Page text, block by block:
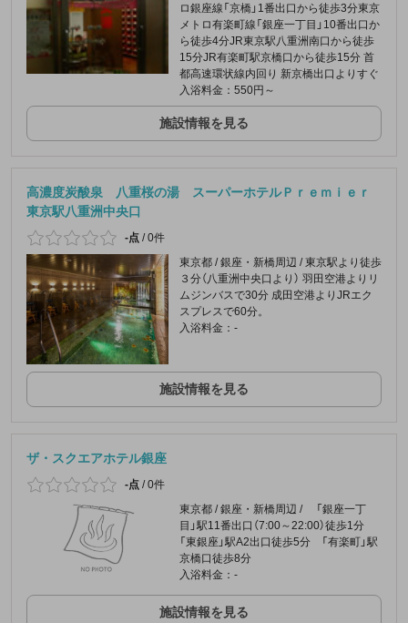
ロ銀座線「京橋」1番出口から徒歩3分東京
メトロ有楽町線「銀座一丁目」10番出口か
ら徒歩4分JR東京駅八重洲南口から徒歩
15分JR有楽町駅京橋口から徒歩15分 首
都高速環状線内回り 新京橋出口よりすぐ
入浴料金：550円～
施設情報を見る
高濃度炭酸泉 八重桜の湯 スーパーホテルＰｒｅｍｉｅｒ
東京駅八重洲中央口
-点 /0件
東京都 / 銀座・新橋周辺 / 東京駅より徒歩
３分（八重洲中央口より） 羽田空港よりリ
ムジンバスで30分 成田空港よりJRエク
スプレスで60分。
入浴料金：-
施設情報を見る
ザ・スクエアホテル銀座
-点 /0件
東京都 / 銀座・新橋周辺 / 「銀座一丁
目」駅11番出口（7:00～22:00）徒歩1分
「東銀座」駅A2出口徒歩5分 「有楽町」駅
京橋口徒歩8分
入浴料金：-
施設情報を見る